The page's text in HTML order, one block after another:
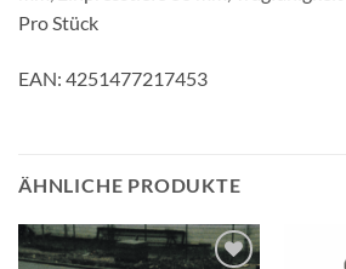
Pro Stück
EAN: 4251477217453
ÄHNLICHE PRODUKTE